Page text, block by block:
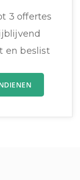
3 offertes
en beslist